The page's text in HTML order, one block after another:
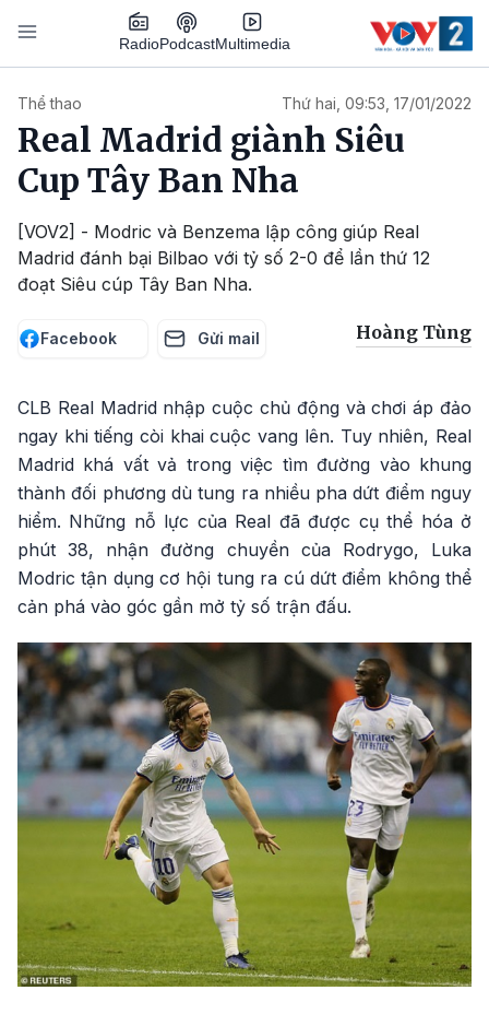
Nhảy đến nội dung
RadioPodcastMultimedia
Thể thao Thứ hai, 09:53, 17/01/2022
Real Madrid giành Siêu
Cup Tây Ban Nha
[VOV2] - Modric và Benzema lập công giúp Real
Madrid đánh bại Bilbao với tỷ số 2-0 để lần thứ 12
đoạt Siêu cúp Tây Ban Nha.
Facebook Gửi mail Hoàng Tùng
CLB Real Madrid nhập cuộc chủ động và chơi áp đảo
ngay khi tiếng còi khai cuộc vang lên. Tuy nhiên, Real
Madrid khá vất vả trong việc tìm đường vào khung
thành đối phương dù tung ra nhiều pha dứt điểm nguy
hiểm. Những nỗ lực của Real đã được cụ thể hóa ở
phút 38, nhận đường chuyền của Rodrygo, Luka
Modric tận dụng cơ hội tung ra cú dứt điểm không thể
cản phá vào góc gần mở tỷ số trận đấu.